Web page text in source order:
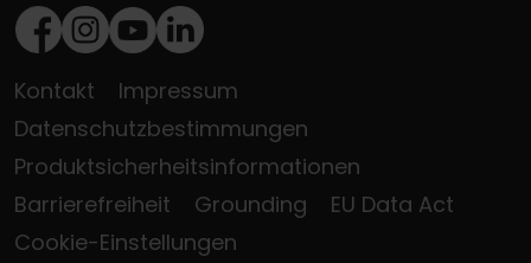
Facebook
Instagram
Youtube
LinkedIn
Kontakt
Impressum
Datenschutzbestimmungen
Produktsicherheitsinformationen
Barrierefreiheit
Grounding
EU Data Act
Cookie-Einstellungen